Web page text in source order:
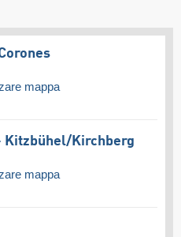
mappa
Kitzbühel/​Kirchberg
mappa